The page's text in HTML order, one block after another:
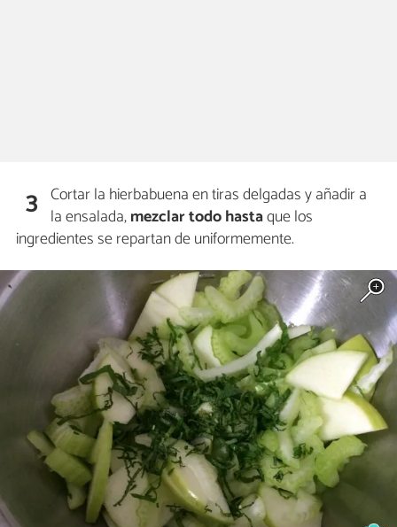
3 Cortar la hierbabuena en tiras delgadas y añadir a
la ensalada,mezclar todo hastaque los
ingredientes se repartan de uniformemente.